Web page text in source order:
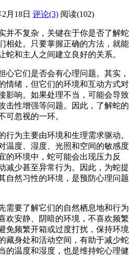
月18日 评论(3) 阅读(102)
并不复杂，关键在于你是否了解蛇
相处。只要掌握正确的方法，就能
蛇和主人之间建立良好的关系。
心它们是否会有心理问题。其实，
情绪，但它们的环境和互动方式对
影响。如果处理不当，可能会导致
击性增强等问题。因此，了解蛇的
可忽视的一环。
行为主要由环境和生理需求驱动。
温度、湿度、光照和空间的敏感度
的环境中，蛇可能会出现压力反
减少甚至异常行为。因此，为蛇提
自然习性的环境，是预防心理问题
需要了解它们的自然栖息地和行为
欢安静、阴暗的环境，不喜欢频繁
免频繁开箱或过度打扰，保持环境
藏身处和活动空间，有助于减少蛇
的温度和湿度，也是维持蛇心理健